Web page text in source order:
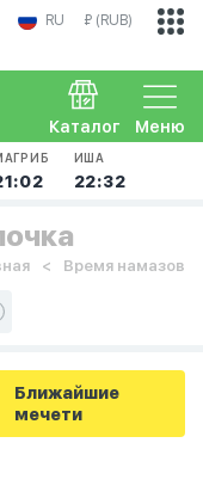
RU ₽ (RUB)
Меню
Каталог
ИША
22:32
Время намазов
Ближайшие
мечети